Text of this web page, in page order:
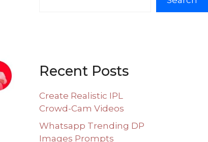
Recent Posts
Create Realistic IPL
Crowd-Cam Videos
Whatsapp Trending DP
Images Prompts